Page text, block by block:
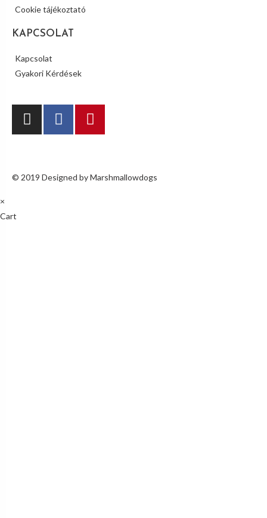
Cookie tájékoztató
KAPCSOLAT
Kapcsolat
Gyakori Kérdések
© 2019 Designed by Marshmallowdogs
×
Cart